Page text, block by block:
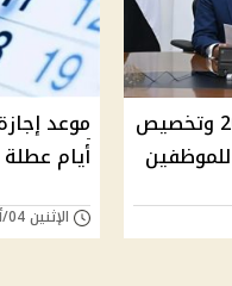
جدول صرف مرتبات نوفمبر 2025 وتخصيص
أيام عطلة
الإثنين 04/أغسطس/2025 - 08:00 ص